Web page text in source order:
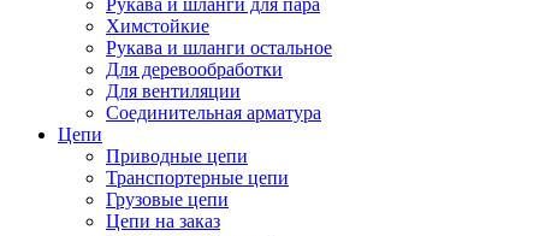
Рукава и шланги для пара
Химстойкие
Рукава и шланги остальное
Для деревообработки
Для вентиляции
Соединительная арматура
Цепи
Приводные цепи
Транспортерные цепи
Грузовые цепи
Цепи на заказ